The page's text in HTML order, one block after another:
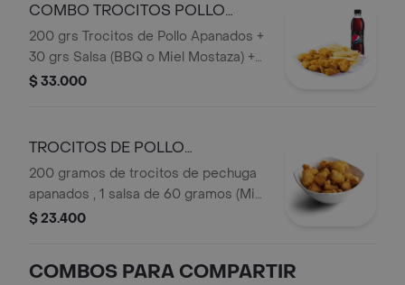
COMBO TROCITOS POLLO
APANADOS
200 grs Trocitos de Pollo Apanados +
30 grs Salsa (BBQ o Miel Mostaza) +
Francesa o Papa Artesanal+ Bebida
$ 33.000
TROCITOS DE POLLO
APANADOS
200 gramos de trocitos de pechuga
apanados , 1 salsa de 60 gramos (Miel
mostaza o BBQ).
$ 23.400
COMBOS PARA COMPARTIR